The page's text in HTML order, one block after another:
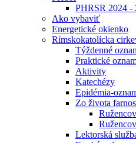
PHRSR 2024 -
Ako vybaviť
Energetické okienko
Rímskokatolícka
Týždenné
Praktické
Aktivity
Katechézy
Epidémia-
Zo života
Lektorská